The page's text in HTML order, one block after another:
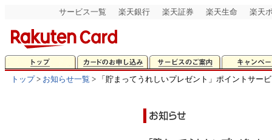
サービス一覧 楽天銀行 楽天証券 楽天生命 楽天
トップ> お知らせ一覧 > 「貯まってうれしいプレゼント」ポイントサー